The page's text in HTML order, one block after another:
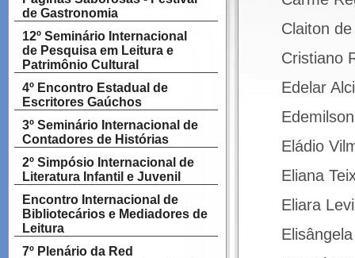
de Gastronomia
12º Seminário Internacional
de Pesquisa em Leitura e
Patrimônio Cultural
4º Encontro Estadual de
Escritores Gaúchos
3º Seminário Internacional de
Contadores de Histórias
2º Simpósio Internacional de
Literatura Infantil e Juvenil
Encontro Internacional de
Bibliotecários e Mediadores de
Leitura
7º Plenário da Red
Claiton
Cristiano
Edelar
Eládio
Eliana
Eliara